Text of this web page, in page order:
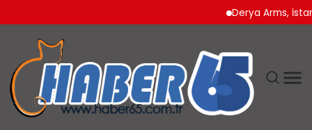
Derya Arms, İstanbul